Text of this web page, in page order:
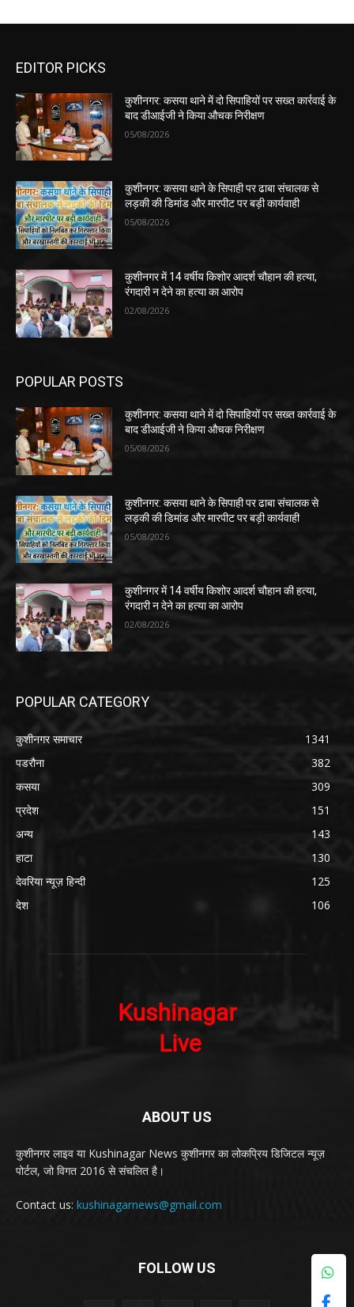
EDITOR PICKS
कुशीनगर: कसया थाने में दो सिपाहियों पर सख्त कार्रवाई के
बाद डीआईजी ने किया औचक निरीक्षण
05/08/2026
कुशीनगर: कसया थाने के सिपाही पर ढाबा संचालक से
लड़की की डिमांड और मारपीट पर बड़ी कार्यवाही
05/08/2026
कुशीनगर में 14 वर्षीय किशोर आदर्श चौहान की हत्या,
रंगदारी न देने का हत्या का आरोप
02/08/2026
POPULAR POSTS
कुशीनगर: कसया थाने में दो सिपाहियों पर सख्त कार्रवाई के
बाद डीआईजी ने किया औचक निरीक्षण
05/08/2026
कुशीनगर: कसया थाने के सिपाही पर ढाबा संचालक से
लड़की की डिमांड और मारपीट पर बड़ी कार्यवाही
05/08/2026
कुशीनगर में 14 वर्षीय किशोर आदर्श चौहान की हत्या,
रंगदारी न देने का हत्या का आरोप
02/08/2026
POPULAR CATEGORY
कुशीनगर समाचार
1341
पडरौना
382
कसया
309
प्रदेश
151
अन्य
143
हाटा
130
देवरिया न्यूज़ हिन्दी
125
देश
106
ABOUT US
कुशीनगर लाइव या Kushinagar News कुशीनगर का लोकप्रिय डिजिटल न्यूज़
पोर्टल, जो विगत 2016 से संचलित है।
Contact us: kushinagarnews@gmail.com
FOLLOW US